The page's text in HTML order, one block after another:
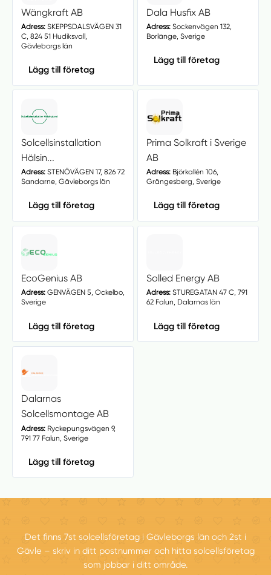
Wängkraft AB
Adress:SKEPPSDALSVÄGEN 31
C, 824 51 Hudiksvall,
Gävleborgs län
Lägg till företag
Dala Husfix AB
Adress:Sockenvägen 132,
Borlänge, Sverige
Lägg till företag
Solcellsinstallation
Hälsin...
Adress:STENÖVÄGEN 17, 826 72
Sandarne, Gävleborgs län
Lägg till företag
Prima Solkraft i Sverige
AB
Adress:Björkallén 106,
Grängesberg, Sverige
Lägg till företag
EcoGenius AB
Adress:GENVÄGEN 5, Ockelbo,
Sverige
Lägg till företag
Solled Energy AB
Adress:STUREGATAN 47 C, 791
62 Falun, Dalarnas län
Lägg till företag
Dalarnas
Solcellsmontage AB
Adress:Ryckepungsvägen 9,
791 77 Falun, Sverige
Lägg till företag
Det finns 7st solcellsföretag i Gävleborgs län och 2st i
Gävle – skriv in ditt postnummer och hitta solcellsföretag
som jobbar i ditt område.